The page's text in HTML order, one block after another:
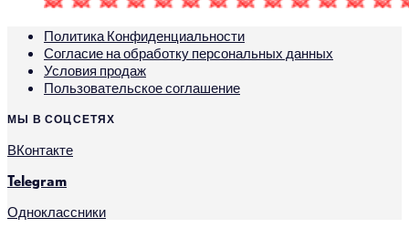
Политика Конфиденциальности
Согласие на обработку персональных данных
Условия продаж
Пользовательское соглашение
МЫ В СОЦСЕТЯХ
ВКонтакте
Telegram
Одноклассники